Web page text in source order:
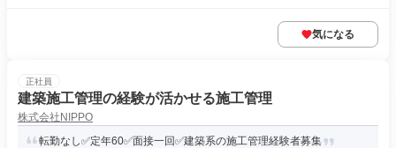
気になる
正社員
建築施工管理の経験が活かせる施工管理
株式会社NIPPO
転勤なし✅定年60✅面接一回✅建築系の施工管理経験者募集